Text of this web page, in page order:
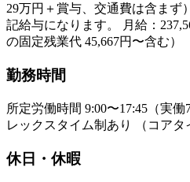
29万円＋賞与、交通費は含ま
記給与になります。 月給：
の固定残業代 45,667円〜含む）
勤務時間
所定労働時間 9:00〜17:45（実
レックスタイム制あり （コアタ
休日・休暇